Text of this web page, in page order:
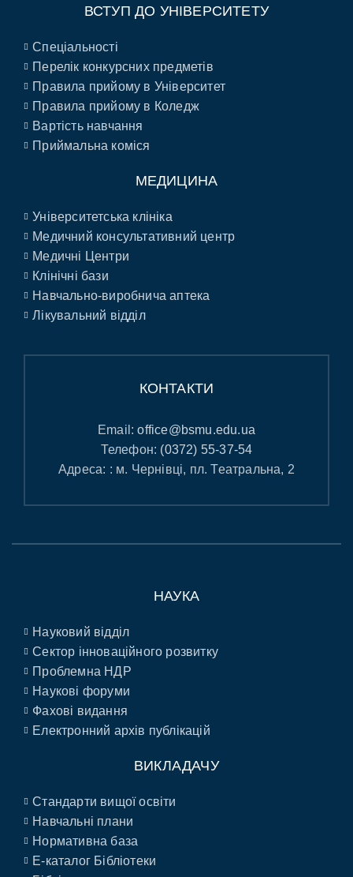
ВСТУП ДО УНІВЕРСИТЕТУ
Спеціальності
Перелік конкурсних предметів
Правила прийому в Університет
Правила прийому в Коледж
Вартість навчання
Приймальна коміся
МЕДИЦИНА
Університетська клініка
Медичний консультативний центр
Медичні Центри
Клінічні бази
Навчально-виробнича аптека
Лікувальний відділ
КОНТАКТИ
Email:office@bsmu.edu.ua
Телефон: (0372) 55-37-54
Адреса: : м. Чернівці, пл. Театральна, 2
НАУКА
Науковий відділ
Сектор інноваційного розвитку
Проблемна НДР
Наукові форуми
Фахові видання
Електронний архів публікацій
ВИКЛАДАЧУ
Стандарти вищої освіти
Навчальні плани
Нормативна база
E-каталог Бібліотеки